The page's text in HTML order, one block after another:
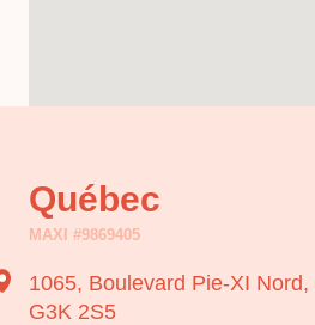
Québec
MAXI #9869405
1065, Boulevard Pie-XI Nord,
G3K 2S5